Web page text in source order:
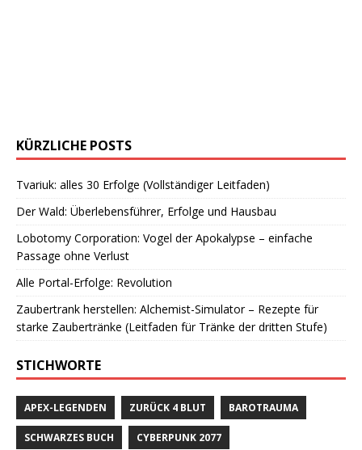
KÜRZLICHE POSTS
Tvariuk: alles 30 Erfolge (Vollständiger Leitfaden)
Der Wald: Überlebensführer, Erfolge und Hausbau
Lobotomy Corporation: Vogel der Apokalypse – einfache
Passage ohne Verlust
Alle Portal-Erfolge: Revolution
Zaubertrank herstellen: Alchemist-Simulator – Rezepte für
starke Zaubertränke (Leitfaden für Tränke der dritten Stufe)
STICHWORTE
APEX-LEGENDEN ZURÜCK 4 BLUT BAROTRAUMA
SCHWARZES BUCH CYBERPUNK 2077